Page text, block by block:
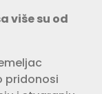
više su od
pridonosi